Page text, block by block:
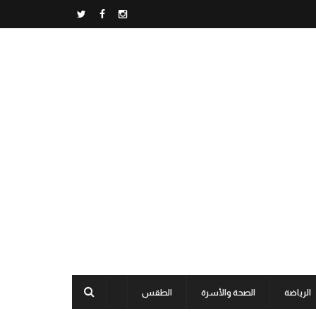
الرياضة الصحة والأسرة الطقس